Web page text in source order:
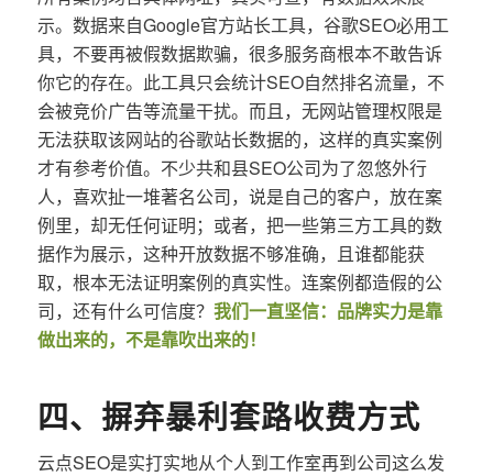
示。数据来自Google官方站长工具，谷歌SEO必用工
具，不要再被假数据欺骗，很多服务商根本不敢告诉
你它的存在。此工具只会统计SEO自然排名流量，不
会被竞价广告等流量干扰。而且，无网站管理权限是
无法获取该网站的谷歌站长数据的，这样的真实案例
才有参考价值。不少共和县SEO公司为了忽悠外行
人，喜欢扯一堆著名公司，说是自己的客户，放在案
例里，却无任何证明；或者，把一些第三方工具的数
据作为展示，这种开放数据不够准确，且谁都能获
取，根本无法证明案例的真实性。连案例都造假的公
司，还有什么可信度？ 我们一直坚信：品牌实力是靠
做出来的，不是靠吹出来的！
四、摒弃暴利套路收费方式
云点SEO是实打实地从个人到工作室再到公司这么发